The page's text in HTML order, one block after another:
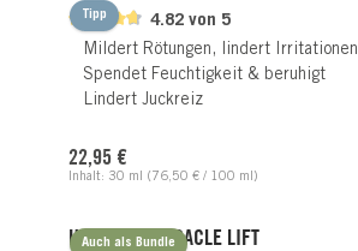
Tipp 4.82 von 5
Mildert Rötungen, lindert Irritationen
Spendet Feuchtigkeit & beruhigt
Lindert Juckreiz
Inhalt: 30 ml (76,50 € / 100 ml)
22,95 €
Auch als Bundle
HYALURON MIRACLE LIFT